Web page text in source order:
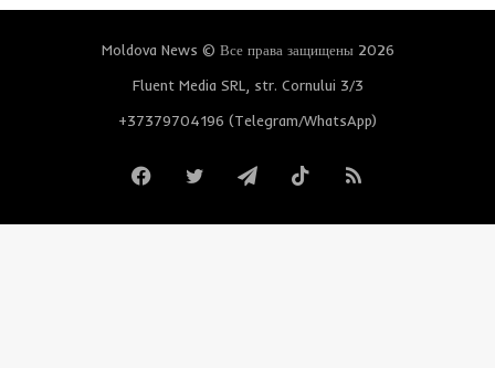
Moldova News © Все права защищены 2026
Fluent Media SRL, str. Cornului 3/3
+37379704196 (Telegram/WhatsApp)
FacebookTwitterTelegramTikTokRSS